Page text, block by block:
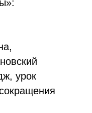
урок